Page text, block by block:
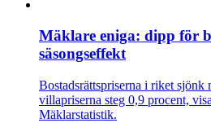
Mäklare eniga: dipp för
säsongseffekt
Bostadsrättspriserna i riket sjönk
villapriserna steg 0,9 procent,
Mäklarstatistik.